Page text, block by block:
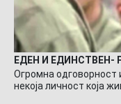
ЕДЕН И
Огромна одговорност
некоја личност која